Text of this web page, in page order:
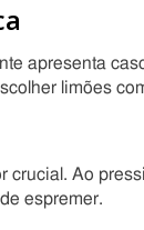
apresenta
limões
crucial. Ao
espremer.